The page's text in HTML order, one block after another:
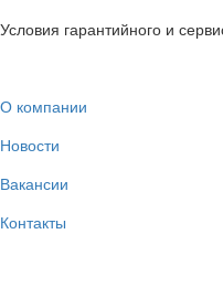
Условия гарантийного и
О компании
Новости
Вакансии
Контакты